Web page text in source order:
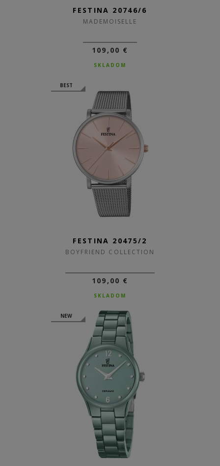
FESTINA 20746/6
MADEMOISELLE
109,00 €
SKLADOM
BEST
FESTINA 20475/2
BOYFRIEND COLLECTION
109,00 €
SKLADOM
NEW